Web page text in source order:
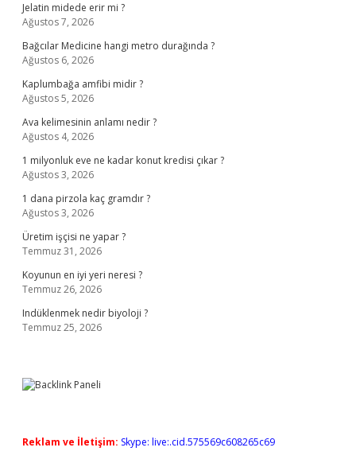
Jelatin midede erir mi ?
Ağustos 7, 2026
Bağcılar Medicine hangi metro durağında ?
Ağustos 6, 2026
Kaplumbağa amfibi midir ?
Ağustos 5, 2026
Ava kelimesinin anlamı nedir ?
Ağustos 4, 2026
1 milyonluk eve ne kadar konut kredisi çıkar ?
Ağustos 3, 2026
1 dana pirzola kaç gramdır ?
Ağustos 3, 2026
Üretim işçisi ne yapar ?
Temmuz 31, 2026
Koyunun en iyi yeri neresi ?
Temmuz 26, 2026
Indüklenmek nedir biyoloji ?
Temmuz 25, 2026
Reklam ve İletişim: Skype: live:.cid.575569c608265c69